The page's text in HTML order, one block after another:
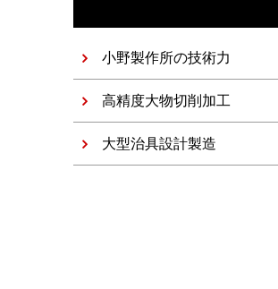
小野製作所の技術力
高精度大物切削加工
大型治具設計製造